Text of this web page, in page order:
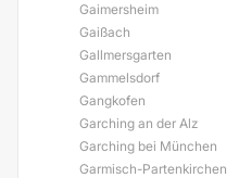
Gaimersheim
Gaißach
Gallmersgarten
Gammelsdorf
Gangkofen
Garching an der Alz
Garching bei München
Garmisch-Partenkirchen